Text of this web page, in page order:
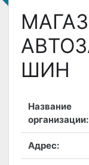
ШИН
Название
организации:
Адрес: